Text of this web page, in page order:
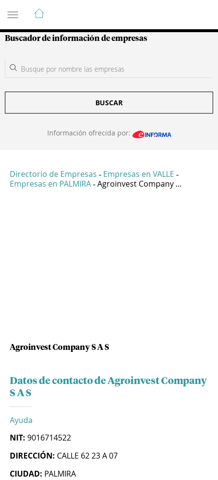
Guía de Empresas Colombianas
Buscador de información de empresas
BUSCAR
Información ofrecida por:
Directorio de Empresas - Empresas en VALLE -
Empresas en PALMIRA - Agroinvest Company ...
Agroinvest Company S A S
Datos de contacto de Agroinvest Company
S A S
Ayuda
NIT: 9016714522
DIRECCIÓN: CALLE 62 23 A 07
CIUDAD: PALMIRA